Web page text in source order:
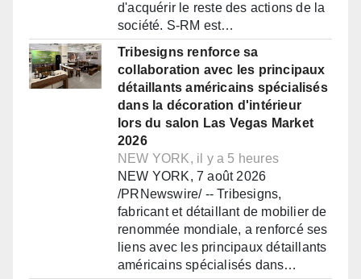
d'acquérir le reste des actions de la
société. S-RM est…
Tribesigns renforce sa
collaboration avec les principaux
détaillants américains spécialisés
dans la décoration d'intérieur
lors du salon Las Vegas Market
2026
NEW YORK, il y a 5 heures
NEW YORK, 7 août 2026
/PRNewswire/ -- Tribesigns,
fabricant et détaillant de mobilier de
renommée mondiale, a renforcé ses
liens avec les principaux détaillants
américains spécialisés dans…